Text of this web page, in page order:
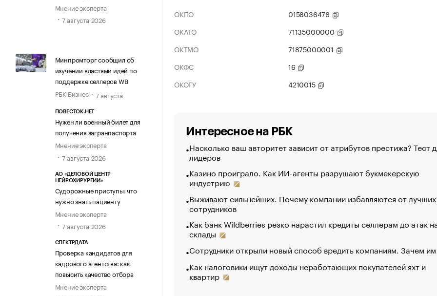
Мнение эксперта
7 августа 2026
Минпромторг сообщил об
изучении властями идей по
поддержке селлеров WB
РБК Бизнес
7 августа
ПОВЕСТОК.НЕТ
Нужен ли военный билет для
получения загранпаспорта
Мнение эксперта
7 августа 2026
АО «ДЕЛОВОЙ ЦЕНТР
НЕЙРОХИРУРГИИ»
Судорожные приступы: что
нужно знать пациенту
Мнение эксперта
7 августа 2026
СПЕКТРДАТА
Проверка кандидатов для
кадрового агентства: как
повысить качество отбора
Мнение эксперта
ОКПО
0158036476
ОКАТО
71135000000
ОКТМО
71875000001
ОКФС
16
ОКОГУ
4210015
Интересное на РБК
Насколько ваш авторитет зависит от атрибутов престижа? Тест
лидеров
Казино проиграло. Как ИИ-агенты разрушают букмекерскую
индустрию
Выживают сильнейших. Почему компании избавляются от лучших
сотрудников
Как банк Wildberries резко нарастил кредиты селлерам до атак
склады
Сотрудники открыли новый способ вредить компаниям. Зачем
Как налоговики ищут доходы неработающих покупателей яхт и
квартир